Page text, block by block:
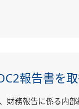
報告書を
財務報告に係る内